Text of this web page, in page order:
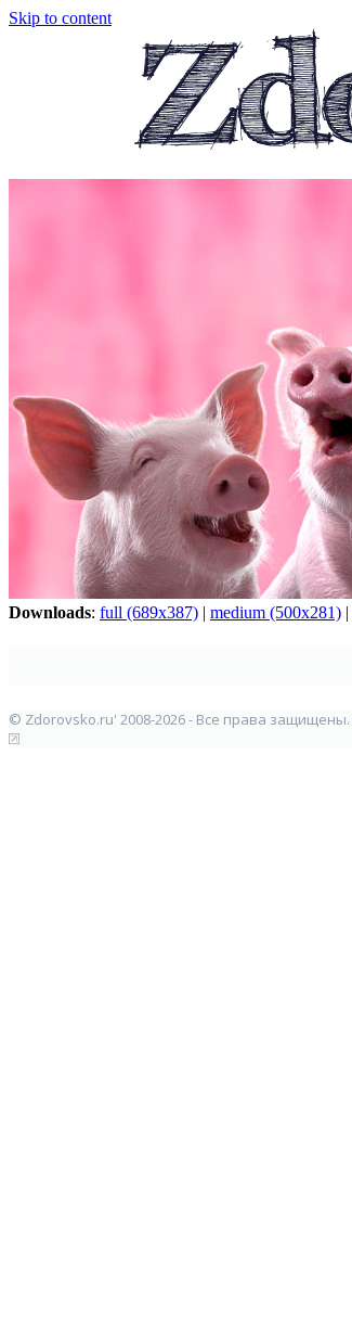
Skip to content
Downloads: full (689x387) | medium (500x281) |
© Zdorovsko.ru' 2008-2026 - Все права защищены.